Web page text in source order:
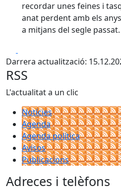
recordar unes feines i
anat perdent amb els
a mitjans del segle passat.
Darrera actualització:
RSS
L'actualitat a un clic
Notícies
Agenda
Agenda política
Avisos
Publicacions
Adreces i telèfons